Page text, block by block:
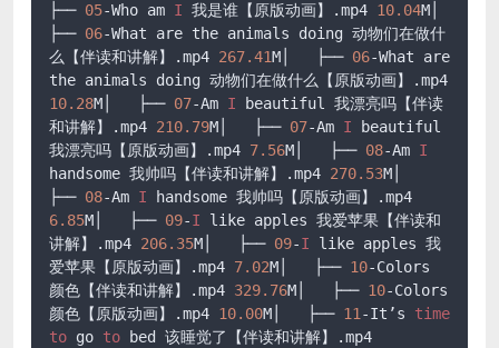
├── 05-Who am I 我是谁【原版动画】 .mp4 10.04M│
├── 06-What are the animals doing 动物们在做什
么【伴读和讲解】
.mp4 267.41M│   ├── 06-What are
the animals doing 动物们在做什么【原版动画】
.mp4
10.28M│   ├── 07-Am I beautiful 我漂亮吗【伴读
和讲解】
.mp4 210.79M│   ├── 07-Am I beautiful
我漂亮吗【原版动画】
.mp4 7.56M│   ├── 08-Am I
handsome 我帅吗【伴读和讲解】
.mp4 270.53M│
├── 08-Am I handsome 我帅吗【原版动画】
.mp4
6.85M│   ├── 09-I like apples 我爱苹果【伴读和
讲解】
.mp4 206.35M│   ├── 09-I like apples 我
爱苹果【原版动画】
.mp4 7.02M│   ├── 10-Colors
颜色【伴读和讲解】
.mp4 329.76M│   ├── 10-Colors
颜色【原版动画】
.mp4 10.00M│   ├── 11 -It’s time
to go to bed 该睡觉了【伴读和讲解】
.mp4